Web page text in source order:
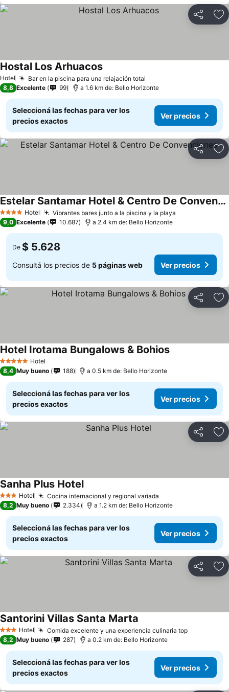
Compartir
Hotel Bar en la piscina para una relajación total
Hostal Los Arhuacos
8,8 Excelente 99 a 1.6 km de: Bello Horizonte
Seleccioná las fechas para ver los
precios exactos
Ver precios
Compartir
4 EstrellasHotel Vibrantes bares junto a la piscina y la playa
Estelar Santamar Hotel & Centro De Convenciones
9,0 Excelente 10.687 a 2.4 km de: Bello Horizonte
De $ 5.628
Consultá los precios de 5 páginas web Ver precios
Compartir
5 Estrellas Hotel
Hotel Irotama Bungalows & Bohios
8,4 Muy bueno 188 a 0.5 km de: Bello Horizonte
Seleccioná las fechas para ver los
precios exactos
Ver precios
Compartir
3 Estrellas
Hotel Cocina internacional y regional variada
Sanha Plus Hotel
8,2 Muy bueno 2.334 a 1.2 km de: Bello Horizonte
Seleccioná las fechas para ver los
precios exactos
Ver precios
Compartir
3 Estrellas
Hotel Comida excelente y una experiencia culinaria top
Santorini Villas Santa Marta
8,2 Muy bueno 287 a 0.2 km de: Bello Horizonte
Seleccioná las fechas para ver los
precios exactos
Ver precios